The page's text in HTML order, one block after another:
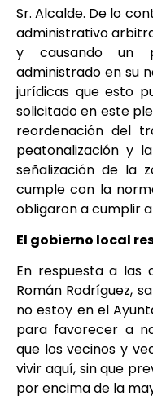
Sr. Alcalde. De lo
administrativo
y causando un
administrado en su
jurídicas que esto
solicitado en este
reordenación del
peatonalización y
señalización de la
cumple con la
obligaron a cumplir
El gobierno local
En respuesta a las
Román Rodríguez,
no estoy en el
para favorecer a
que los vecinos y
vivir aquí, sin que
por encima de la